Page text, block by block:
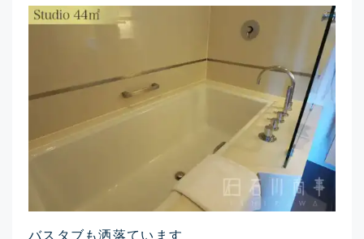
バスタブも洒落ています